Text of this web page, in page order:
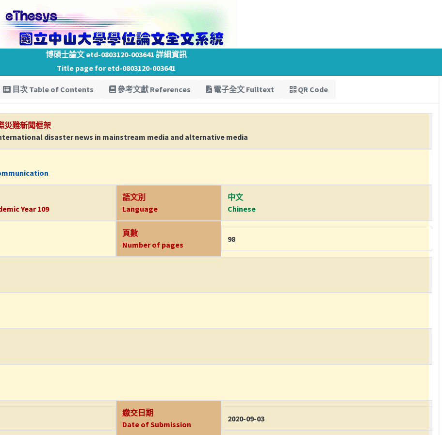
博碩士論文 etd-0803120-003641 詳細資訊
Title page for etd-0803120-003641
目次 Table of Contents 參考文獻 References 電子全文 Fulltext QR Code
災難新聞框架
disaster news in mainstream media and alternative media
Year 109
語文別
Language
中文
Chinese
頁數
Number of pages
98
繳交日期
Date of Submission
2020-09-03